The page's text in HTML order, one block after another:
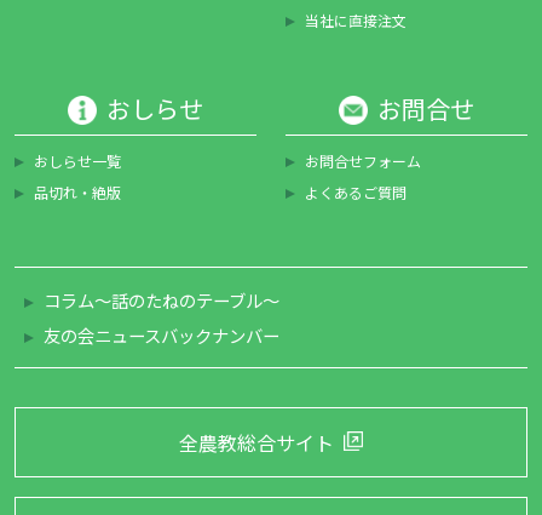
当社に直接注文
おしらせ
おしらせ一覧
品切れ・絶版
お問合せ
お問合せフォーム
よくあるご質問
コラム～話のたねのテーブル～
友の会ニュースバックナンバー
全農教総合サイト